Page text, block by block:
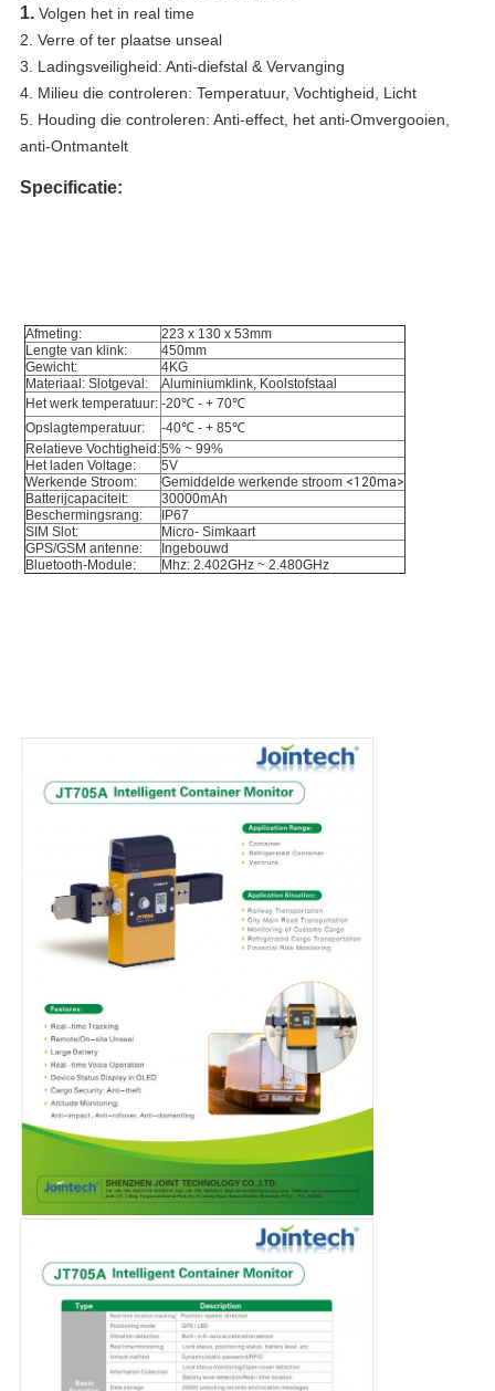
1. Volgen het in real time
2. Verre of ter plaatse unseal
3. Ladingsveiligheid: Anti-diefstal & Vervanging
4. Milieu die controleren: Temperatuur, Vochtigheid, Licht
5. Houding die controleren: Anti-effect, het anti-Omvergooien,
anti-Ontmantelt
Specificatie:
Afmeting:
223 x 130 x 53mm
Lengte van klink:
450mm
Gewicht:
4KG
Materiaal: Slotgeval:
Aluminiumklink, Koolstofstaal
Het werk temperatuur: -20℃ - + 70℃
Opslagtemperatuur:
-40℃ - + 85℃
Relatieve Vochtigheid:5% ~ 99%
Het laden Voltage:
5V
Werkende Stroom:
Gemiddelde werkende stroom <120ma>
Batterijcapaciteit:
30000mAh
Beschermingsrang:
IP67
SIM Slot:
Micro- Simkaart
GPS/GSM antenne:
Ingebouwd
Bluetooth-Module:
Mhz: 2.402GHz ~ 2.480GHz